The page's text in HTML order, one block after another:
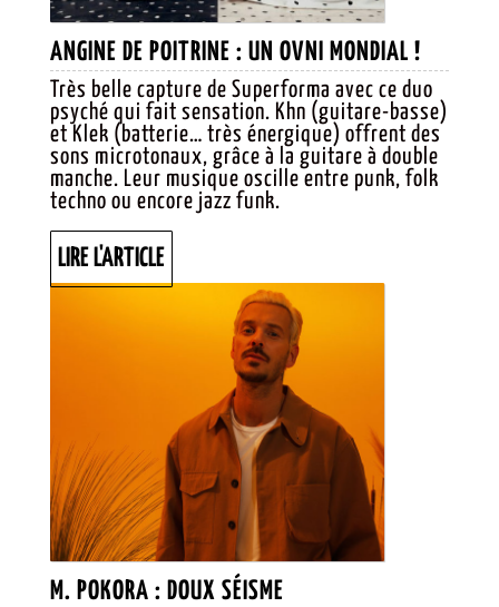
ANGINE DE POITRINE : UN OVNI MONDIAL !
DE
UN
OVNI
psyché qui fait sensation. Khn (guitare-basse)
et Klek (batterie… très énergique) offrent des
sons microtonaux, grâce à la guitare à double
manche. Leur musique oscille entre punk, folk
techno ou encore jazz funk.
LIRE L'ARTICLELIRE
M. POKORA : DOUX SÉISME